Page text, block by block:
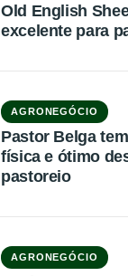
Old English
excelente para
AGRONEGÓCIO
Pastor Belga
física e ótimo
pastoreio
AGRONEGÓCIO